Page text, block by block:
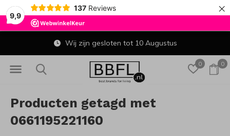
9,9
137 Reviews ×
0 0
Wij zijn gesloten tot 10 Augustus
Producten getagd met
0661195221160